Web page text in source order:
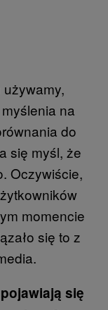
na
do
się myśl, że
Oczywiście,
momencie
się to z
się